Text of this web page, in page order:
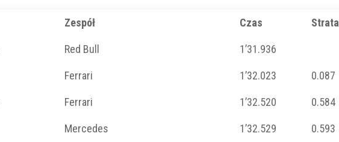
Zespół Czas Strata
Red Bull 1’31.936
Ferrari 1’32.023 0.087
Ferrari 1’32.520 0.584
Mercedes 1’32.529 0.593